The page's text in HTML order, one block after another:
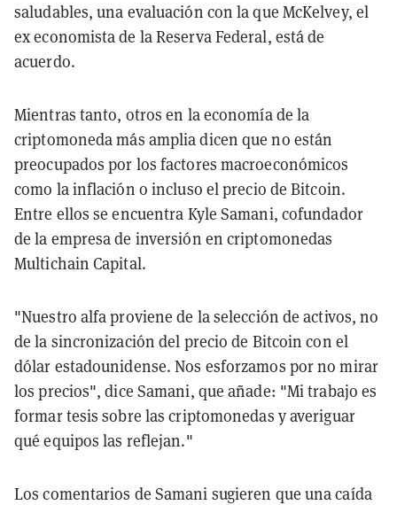
saludables, una evaluación con la que McKelvey, el
ex economista de la Reserva Federal, está de
acuerdo.
Mientras tanto, otros en la economía de la
criptomoneda más amplia dicen que no están
preocupados por los factores macroeconómicos
como la inflación o incluso el precio de Bitcoin.
Entre ellos se encuentra Kyle Samani, cofundador
de la empresa de inversión en criptomonedas
Multichain Capital.
"Nuestro alfa proviene de la selección de activos, no
de la sincronización del precio de Bitcoin con el
dólar estadounidense. Nos esforzamos por no mirar
los precios", dice Samani, que añade: "Mi trabajo es
formar tesis sobre las criptomonedas y averiguar
qué equipos las reflejan."
Los comentarios de Samani sugieren que una caída